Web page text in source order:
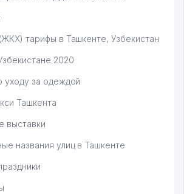
тарифы в Ташкенте, Узбекистан
2020
уходу за одеждой
Ташкента
выставки
названия улиц в Ташкенте